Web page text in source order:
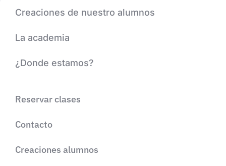
Creaciones de nuestro alumnos
La academia
¿Donde estamos?
Reservar clases
Contacto
Creaciones alumnos